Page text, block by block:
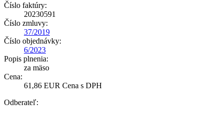
Číslo faktúry:
20230591
Číslo zmluvy:
37/2019
Číslo objednávky:
6/2023
Popis plnenia:
za mäso
Cena:
61,86 EUR Cena s DPH
Odberateľ: